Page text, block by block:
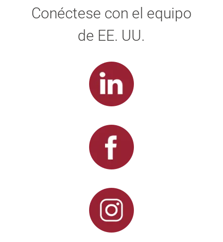
Conéctese con el equipo
de EE. UU.